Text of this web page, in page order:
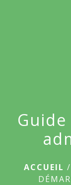
ACCUEIL /